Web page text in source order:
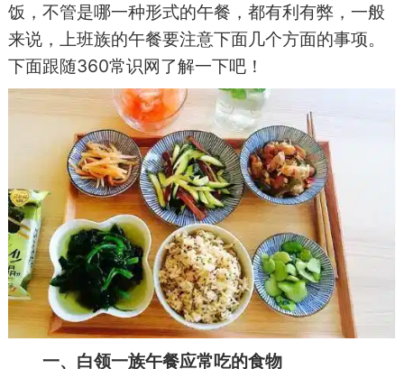
饭，不管是哪一种形式的午餐，都有利有弊，一般
来说，上班族的午餐要注意下面几个方面的事项。
下面跟随360常识网了解一下吧！
一、白领一族午餐应常吃的食物